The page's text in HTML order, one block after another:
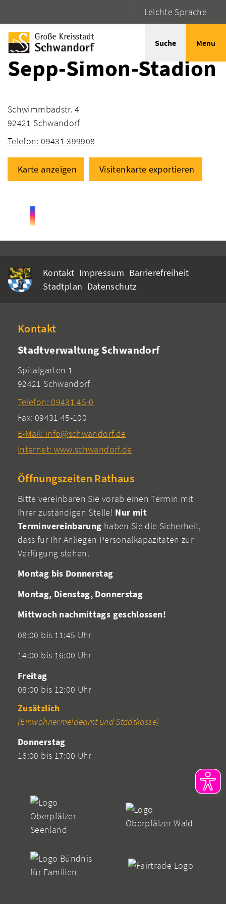
Leichte Sprache
Suche Menu
Sepp-Simon-Stadion
Schwimmbadstr. 4
92421 Schwandorf
Telefon: 09431 399908
Karte anzeigen Visitenkarte exportieren
Kontakt Impressum Barrierefreiheit
Stadtplan Datenschutz
Kontakt
Stadtverwaltung Schwandorf
Spitalgarten 1
92421 Schwandorf
Telefon: 09431 45-0
Fax: 09431 45-100
E-Mail: info@schwandorf.de
Internet: www.schwandorf.de
Öffnungszeiten Rathaus
Bitte vereinbaren Sie vorab einen Termin mit
Ihrer zuständigen Stelle! Nur mit
Terminvereinbarung haben Sie die Sicherheit,
dass für Ihr Anliegen Personalkapazitäten zur
Verfügung stehen.
Montag bis Donnerstag
Montag, Dienstag, Donnerstag
Mittwoch nachmittags geschlossen!
08:00 bis 11:45 Uhr
14:00 bis 16:00 Uhr
Freitag
08:00 bis 12:00 Uhr
Zusätzlich
(Einwohnermeldeamt und Stadtkasse)
Donnerstag
16:00 bis 17:00 Uhr